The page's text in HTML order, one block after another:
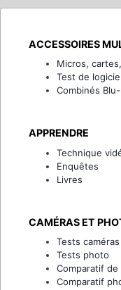
ACCESSOIRES
Micros,
Test de
Combinés
APPRENDRE
Technique
Enquêtes
Livres
CAMÉRAS ET
Tests
Tests photo
Comparatif de
Comparatif